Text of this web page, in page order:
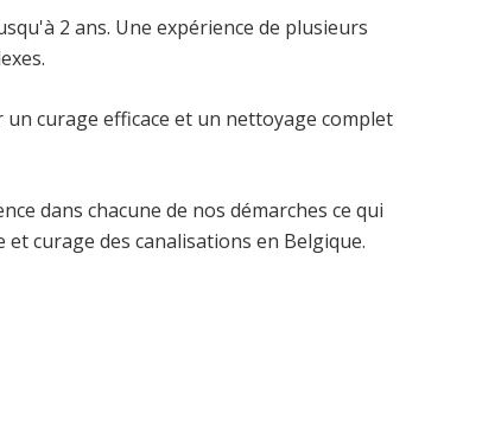
2 ans. Une expérience de plusieurs
curage efficace et un nettoyage complet
dans chacune de nos démarches ce qui
curage des canalisations en Belgique.